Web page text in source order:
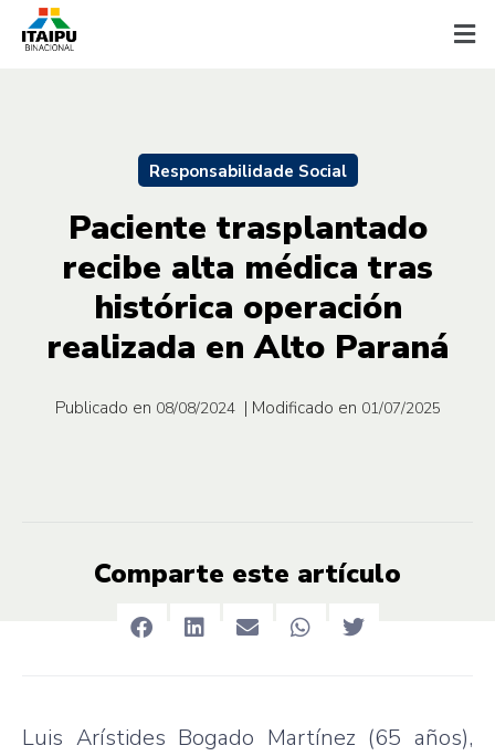
Responsabilidade Social
Paciente trasplantado
recibe alta médica tras
histórica operación
realizada en Alto Paraná
Publicado en 08/08/2024 | Modificado en 01/07/2025
Comparte este artículo
Luis Arístides Bogado Martínez (65 años),